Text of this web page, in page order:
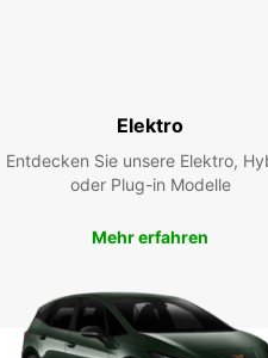
und
Fahrt
zu
Elektro
Entdecken Sie unsere Elektro,
oder Plug-in Modelle
Mehr erfahren